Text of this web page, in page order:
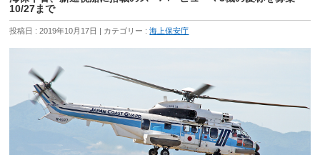
10/27まで
投稿日 : 2019年10月17日 カテゴリー :海上保安庁